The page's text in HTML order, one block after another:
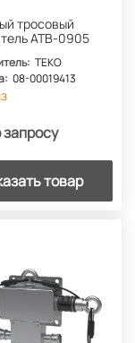
тросовый
АТВ-0905
ТЕКО
08-00019413
товар